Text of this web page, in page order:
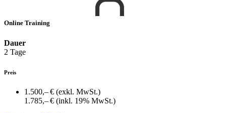
Online Training
Dauer
2 Tage
Preis
1.500,– € (exkl. MwSt.)
1.785,– € (inkl. 19% MwSt.)